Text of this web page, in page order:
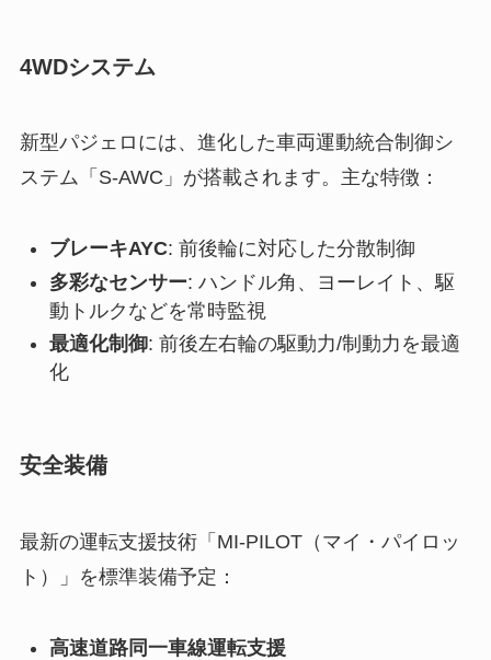
4WDシステム
新型パジェロには、進化した車両運動統合制御シ
ステム「S-AWC」が搭載されます。主な特徴：
ブレーキAYC: 前後輪に対応した分散制御
多彩なセンサー: ハンドル角、ヨーレイト、駆
動トルクなどを常時監視
最適化制御: 前後左右輪の駆動力/制動力を最適
化
安全装備
最新の運転支援技術「MI-PILOT（マイ・パイロッ
ト）」を標準装備予定：
高速道路同一車線運転支援